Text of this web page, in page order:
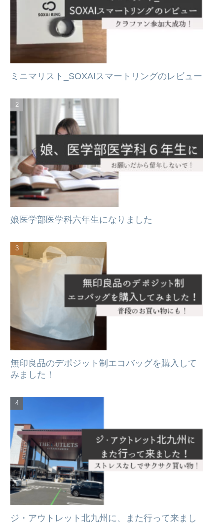
ミニマリスト_SOXAIスマートリングのレビュー
娘医学部医学科六年生になりました
無印良品のデポジット制エコバッグを購入して
みました！
ジ・アウトレット北九州に、また行って来まし